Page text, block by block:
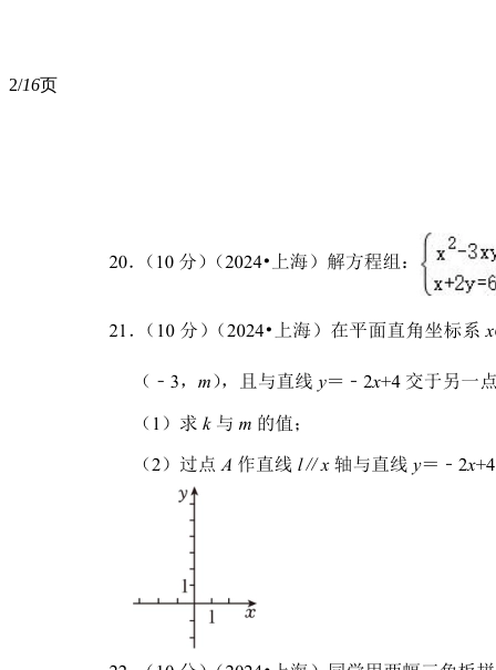
2/16页